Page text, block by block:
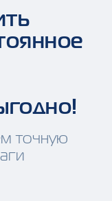
точную